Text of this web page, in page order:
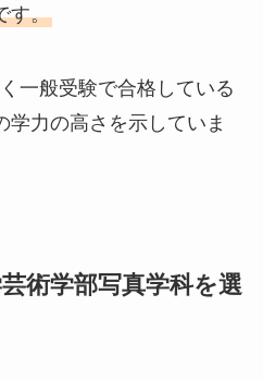
す。
一般受験で合格している
学力の高さを示していま
術学部写真学科を選